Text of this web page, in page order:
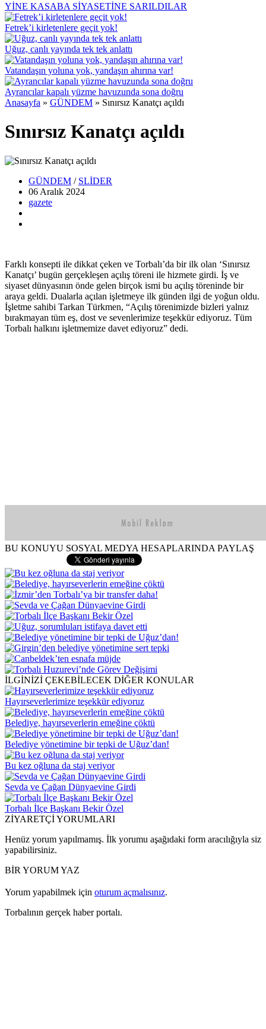
YİNE KASABA SİYASETİNE SARILDILAR
Fetrek’i kirletenlere geçit yok!
Uğuz, canlı yayında tek tek anlattı
Vatandaşın yoluna yok, yandaşın ahırına var!
Ayrancılar kapalı yüzme havuzunda sona doğru
Anasayfa » GÜNDEM » Sınırsız Kanatçı açıldı
Sınırsız Kanatçı açıldı
GÜNDEM / SLİDER
06 Aralık 2024
gazete
Farklı konsepti ile dikkat çeken ve Torbalı’da bir ilk olan ‘Sınırsız
Kanatçı’ bugün gerçekleşen açılış töreni ile hizmete girdi. İş ve
siyaset dünyasının önde gelen birçok ismi bu açılış töreninde bir
araya geldi. Dualarla açılan işletmeye ilk günden ilgi de yoğun oldu.
İşletme sahibi Tarkan Türkmen, “Açılış törenimizde bizleri yalnız
bırakmayan tüm eş, dost ve sevenlerimize teşekkür ediyoruz. Tüm
Torbalı halkını işletmemize davet ediyoruz” dedi.
BU KONUYU SOSYAL MEDYA HESAPLARINDA PAYLAŞ
İLGİNİZİ ÇEKEBİLECEK DİĞER KONULAR
Hayırseverlerimize teşekkür ediyoruz
Belediye, hayırseverlerin emeğine çöktü
Belediye yönetimine bir tepki de Uğuz’dan!
Bu kez oğluna da staj veriyor
Sevda ve Çağan Dünyaevine Girdi
Torbalı İlçe Başkanı Bekir Özel
ZİYARETÇİ YORUMLARI
Henüz yorum yapılmamış. İlk yorumu aşağıdaki form aracılığıyla siz
yapabilirsiniz.
BİR YORUM YAZ
Yorum yapabilmek için oturum açmalısınız.
Torbalının gerçek haber portalı.